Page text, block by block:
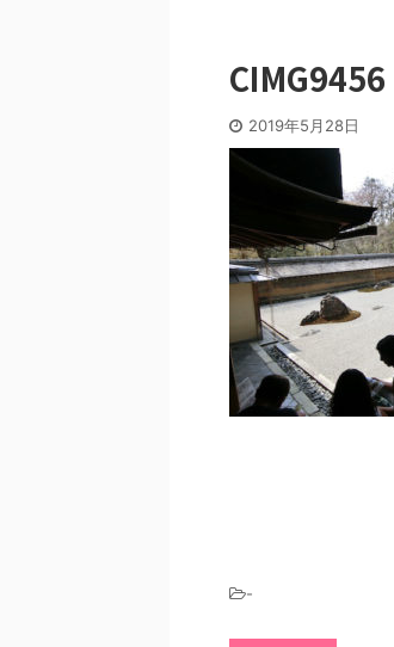
CIMG9456
2019年5月28日
-